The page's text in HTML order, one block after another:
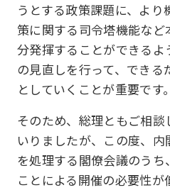
うとする政策課題に、よ
策に関する司令塔機能な
分発揮することができる
の見直しを行って、でき
としていくことが重要です。
そのため、総理ともご相談
いりましたが、この度、
を処理する閣僚会議のう
ことによる開催の必要性